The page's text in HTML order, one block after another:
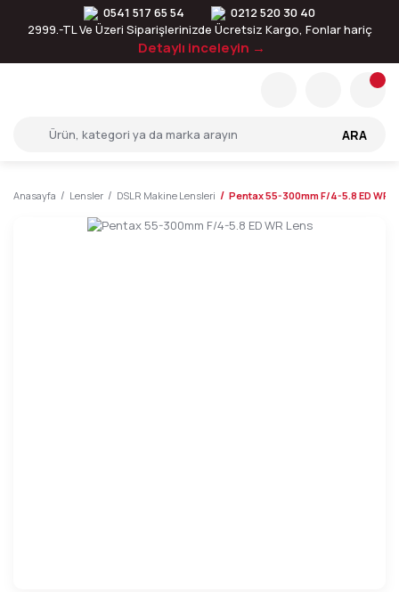
0541 517 65 54
0212 520 30 40
2999.-TL Ve Üzeri Siparişlerinizde Ücretsiz Kargo, Fonlar hariç
Detaylı inceleyin →
ARA
Anasayfa Lensler DSLR Makine Lensleri Pentax 55-300mm F/4-5.8 ED WR